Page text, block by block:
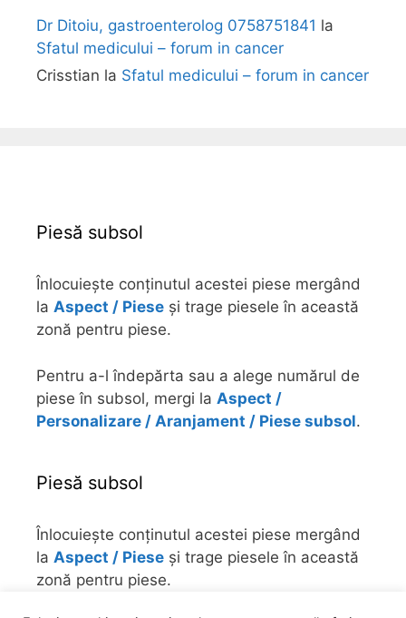
Dr Ditoiu, gastroenterolog 0758751841 la
Sfatul medicului – forum in cancer
Crisstian la Sfatul medicului – forum in cancer
Piesă subsol
Înlocuiește conținutul acestei piese mergând
la Aspect / Piese și trage piesele în această
zonă pentru piese.
Pentru a-l îndepărta sau a alege numărul de
piese în subsol, mergi la Aspect /
Personalizare / Aranjament / Piese subsol.
Piesă subsol
Înlocuiește conținutul acestei piese mergând
la Aspect / Piese și trage piesele în această
zonă pentru piese.